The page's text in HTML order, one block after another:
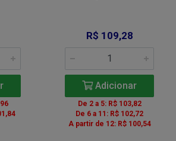
R$ 109,28
Adicionar
De 2 a 5: R$ 103,82
De 6 a 11: R$ 102,72
A partir de 12: R$ 100,54